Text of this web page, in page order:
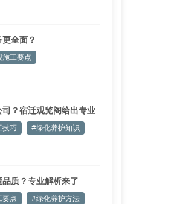
全面？
工要点
？宿迁观览阁给出专业
技巧 #绿化养护知识
质？专业解析来了
点 #绿化养护方法